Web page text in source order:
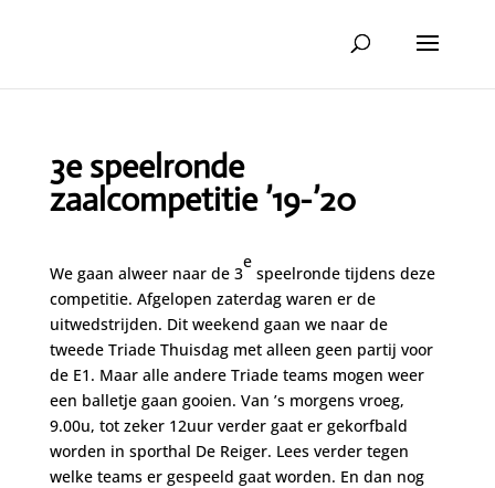
3e speelronde
zaalcompetitie ’19-’20
We gaan alweer naar de 3
e
speelronde tijdens deze
competitie. Afgelopen zaterdag waren er de
uitwedstrijden. Dit weekend gaan we naar de
tweede Triade Thuisdag met alleen geen partij voor
de E1. Maar alle andere Triade teams mogen weer
een balletje gaan gooien. Van ’s morgens vroeg,
9.00u, tot zeker 12uur verder gaat er gekorfbald
worden in sporthal De Reiger. Lees verder tegen
welke teams er gespeeld gaat worden. En dan nog